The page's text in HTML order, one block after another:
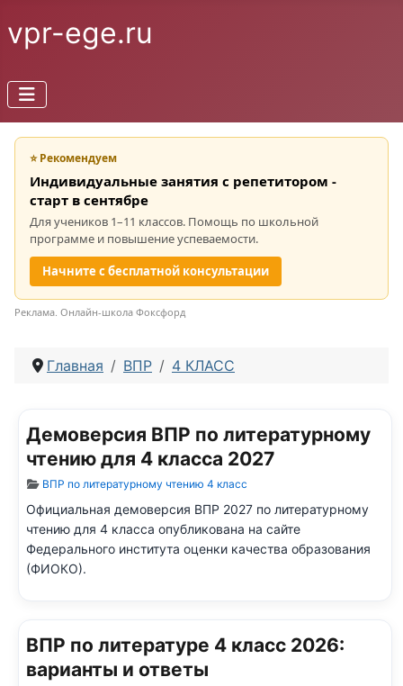
vpr-ege.ru
⭐ Рекомендуем
Индивидуальные занятия с репетитором -
старт в сентябре
Для учеников 1–11 классов. Помощь по школьной
программе и повышение успеваемости.
Начните с бесплатной консультации
Реклама. Онлайн-школа Фоксфорд
Главная ВПР 4 КЛАСС
Демоверсия ВПР по литературному
чтению для 4 класса 2027
Информация о материале
ВПР по литературному чтению 4 класс
Официальная демоверсия ВПР 2027 по литературному
чтению для 4 класса опубликована на сайте
Федерального института оценки качества образования
(ФИОКО).
ВПР по литературе 4 класс 2026:
варианты и ответы